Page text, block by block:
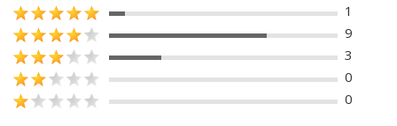
1
9
3
0
0